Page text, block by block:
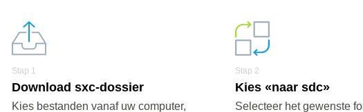
Stap 1
Download sxc-dossier
Kies bestanden vanaf uw computer,
Stap 2
Kies «naar sdc»
Selecteer het gewenste